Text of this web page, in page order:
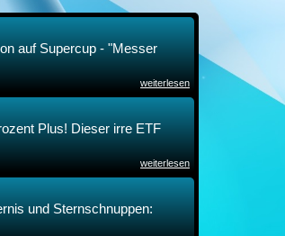
auf Supercup - "Messer
weiterlesen
Plus! Dieser irre ETF
weiterlesen
und Sternschnuppen: